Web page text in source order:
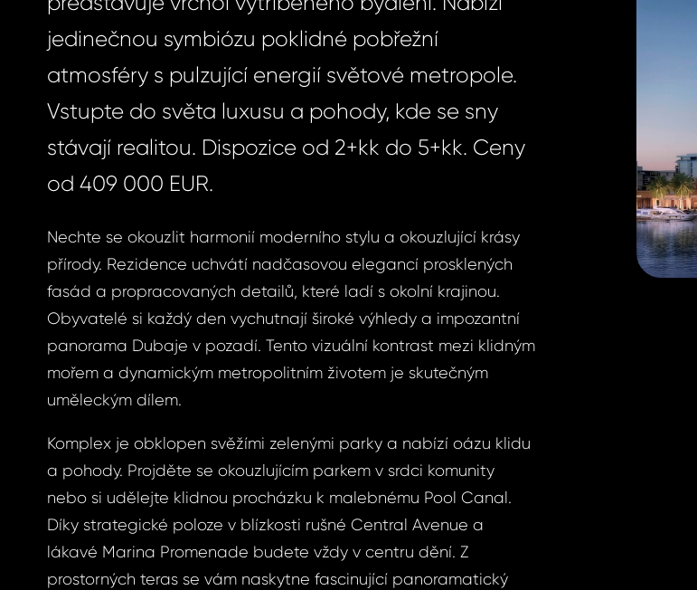
jedinečnou symbiózu poklidné pobřežní
atmosféry s pulzující energií světové metropole.
Vstupte do světa luxusu a pohody, kde se sny
stávají realitou. Dispozice od 2+kk do 5+kk. Ceny
od 409 000 EUR.
Nechte se okouzlit harmonií moderního stylu a okouzlující krásy
přírody. Rezidence uchvátí nadčasovou elegancí prosklených
fasád a propracovaných detailů, které ladí s okolní krajinou.
Obyvatelé si každý den vychutnají široké výhledy a impozantní
panorama Dubaje v pozadí. Tento vizuální kontrast mezi klidným
mořem a dynamickým metropolitním životem je skutečným
uměleckým dílem.
Komplex je obklopen svěžími zelenými parky a nabízí oázu klidu
a pohody. Projděte se okouzlujícím parkem v srdci komunity
nebo si udělejte klidnou procházku k malebnému Pool Canal.
Díky strategické poloze v blízkosti rušné Central Avenue a
lákavé Marina Promenade budete vždy v centru dění. Z
prostorných teras se vám naskytne fascinující panoramatický